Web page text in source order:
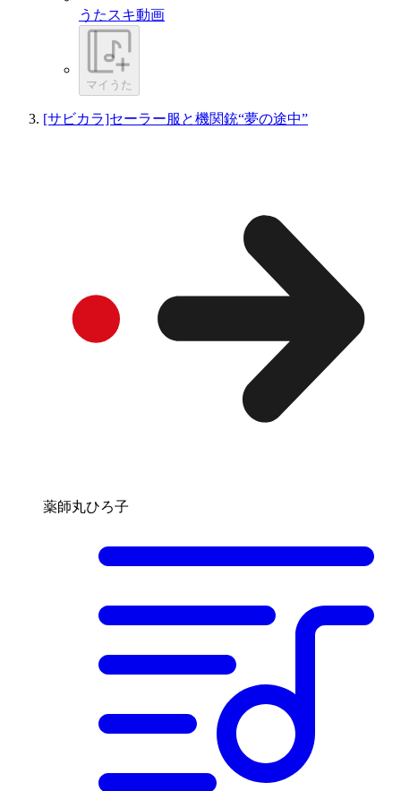
うたスキ動画
マイうた
[サビカラ]セーラー服と機関銃“夢の途中”
薬師丸ひろ子